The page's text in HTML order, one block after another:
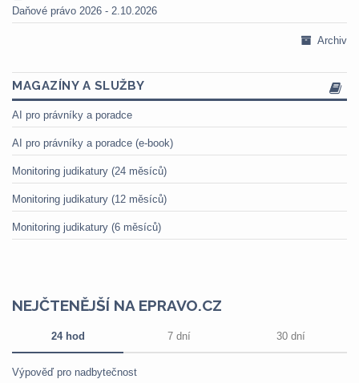
Daňové právo 2026 - 2.10.2026
Archiv
MAGAZÍNY A SLUŽBY
AI pro právníky a poradce
AI pro právníky a poradce (e-book)
Monitoring judikatury (24 měsíců)
Monitoring judikatury (12 měsíců)
Monitoring judikatury (6 měsíců)
NEJČTENĚJŠÍ NA EPRAVO.CZ
24 hod 7 dní 30 dní
Výpověď pro nadbytečnost